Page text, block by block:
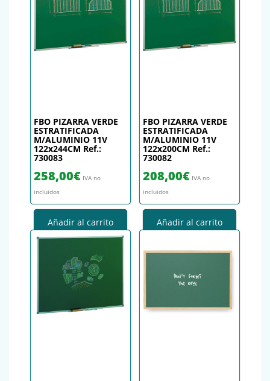
FBO PIZARRA VERDE
ESTRATIFICADA
M/ALUMINIO 11V
122x244CM Ref.:
730083
258,00€ IVA no
incluidos
Añadir al carrito
FBO PIZARRA VERDE
ESTRATIFICADA
M/ALUMINIO 11V
122x200CM Ref.:
730082
208,00€ IVA no
incluidos
Añadir al carrito